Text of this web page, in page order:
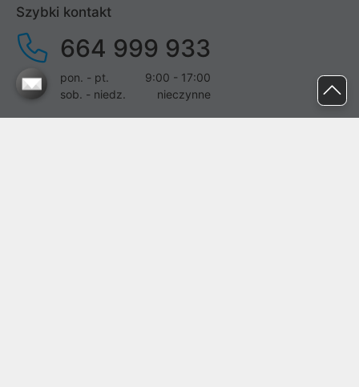
Szybki kontakt
664 999 933
pon. - pt.
9:00 - 17:00
sob. - niedz.
nieczynne